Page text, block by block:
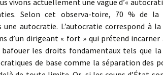
vivons actuellement une vague d’«
Selon cet observa-toire, 70 % de la
une autocratie. L’autocratie correspond à
d’un dirigeant « fort » qui prétend incarner
les droits fondamentaux tels que
de base comme la séparation des